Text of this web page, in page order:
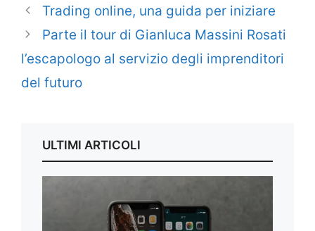
Trading online, una guida per iniziare
Parte il tour di Gianluca Massini Rosati
l’escapologo al servizio degli imprenditori
del futuro
ULTIMI ARTICOLI